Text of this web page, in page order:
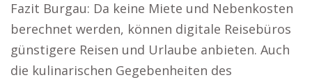
Fazit Burgau: Da keine Miete und Nebenkosten
berechnet werden, können digitale Reisebüros
günstigere Reisen und Urlaube anbieten. Auch
die kulinarischen Gegebenheiten des